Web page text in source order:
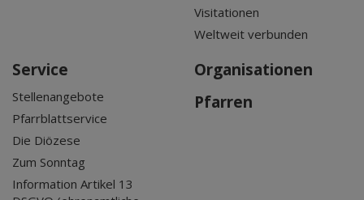
Visitationen
Weltweit verbunden
Service
Stellenangebote
Pfarrblattservice
Die Diözese
Zum Sonntag
Information Artikel 13
Organisationen
Pfarren